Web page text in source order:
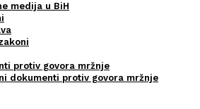
medija u BiH
protiv govora mržnje
dokumenti protiv govora mržnje